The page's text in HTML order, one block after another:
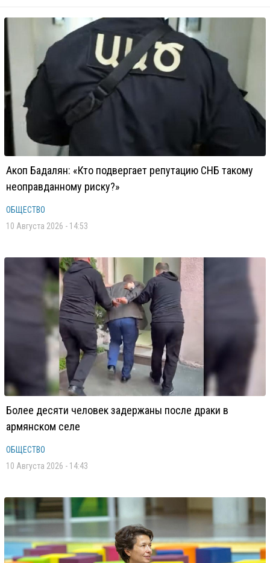
Акоп Бадалян: «Кто подвергает репутацию СНБ такому
неоправданному риску?»
ОБЩЕСТВО
10 Августа 2026 - 14:53
Более десяти человек задержаны после драки в
армянском селе
ОБЩЕСТВО
10 Августа 2026 - 14:43